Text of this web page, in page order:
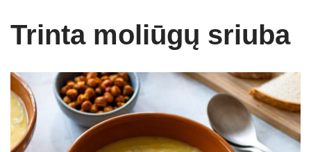
content
Trinta moliūgų sriuba